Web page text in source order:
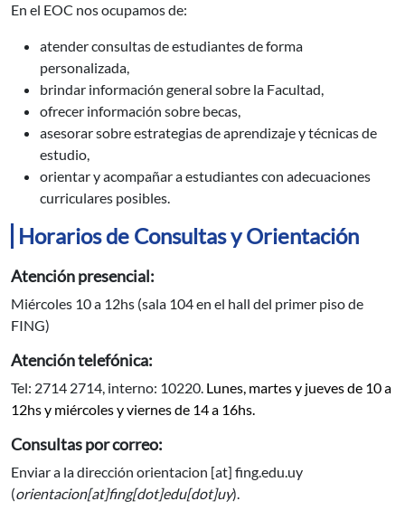
En el EOC nos ocupamos de:
atender consultas de estudiantes de forma
personalizada,
brindar información general sobre la Facultad,
ofrecer información sobre becas,
asesorar sobre estrategias de aprendizaje y técnicas de
estudio,
orientar y acompañar a estudiantes con adecuaciones
curriculares posibles.
Horarios de Consultas y Orientación
Atención presencial:
Miércoles 10 a 12hs (sala 104 en el hall del primer piso de
FING)
Atención telefónica:
Tel: 2714 2714, interno: 10220. Lunes, martes y jueves de 10 a
12hs y miércoles y viernes de 14 a 16hs.
Consultas por correo:
Enviar a la dirección orientacion [at] fing.edu.uy
(orientacion[at]fing[dot]edu[dot]uy).